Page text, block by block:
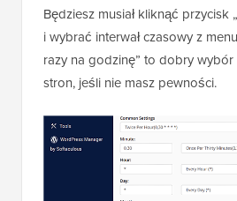
Będziesz musiał kliknąć przycisk
i wybrać interwał czasowy z
razy na godzinę” to dobry
stron, jeśli nie masz pewności.